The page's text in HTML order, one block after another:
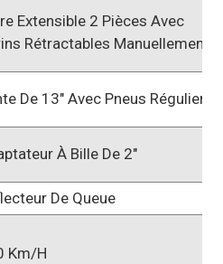
Extensible 2 Pièces Avec
Rétractables Manuellement
De 13" Avec Pneus Réguliers
À Bille De 2"
De Queue
Km/h